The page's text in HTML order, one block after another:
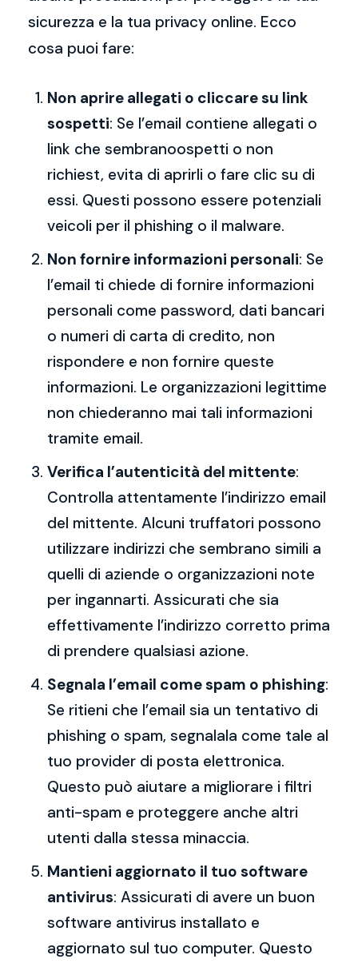
sicurezza e la tua privacy online. Ecco
cosa puoi fare:
Non aprire allegati o cliccare su link
sospetti: Se l’email contiene allegati o
link che sembranoospetti o non
richiest, evita di aprirli o fare clic su di
essi. Questi possono essere potenziali
veicoli per il phishing o il malware.
Non fornire informazioni personali: Se
l’email ti chiede di fornire informazioni
personali come password, dati bancari
o numeri di carta di credito, non
rispondere e non fornire queste
informazioni. Le organizzazioni legittime
non chiederanno mai tali informazioni
tramite email.
Verifica l’autenticità del mittente:
Controlla attentamente l’indirizzo email
del mittente. Alcuni truffatori possono
utilizzare indirizzi che sembrano simili a
quelli di aziende o organizzazioni note
per ingannarti. Assicurati che sia
effettivamente l’indirizzo corretto prima
di prendere qualsiasi azione.
Segnala l’email come spam o phishing:
Se ritieni che l’email sia un tentativo di
phishing o spam, segnalala come tale al
tuo provider di posta elettronica.
Questo può aiutare a migliorare i filtri
anti-spam e proteggere anche altri
utenti dalla stessa minaccia.
Mantieni aggiornato il tuo software
antivirus: Assicurati di avere un buon
software antivirus installato e
aggiornato sul tuo computer. Questo